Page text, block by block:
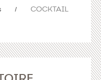
COCKTAIL